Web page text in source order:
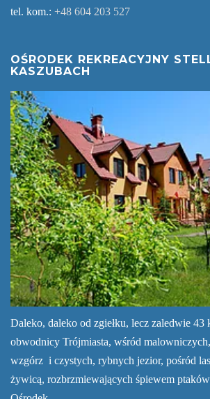
tel. kom.: +48 604 203 527
OŚRODEK REKREACYJNY
KASZUBACH
Daleko, daleko od zgiełku, lecz zaledwie 43
obwodnicy Trójmiasta, wśród
wzgórz i czystych, rybnych jezior, pośród
żywicą, rozbrzmiewających śpiewem